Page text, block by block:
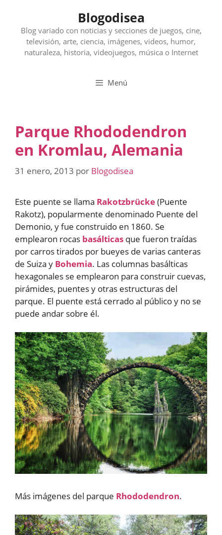
contenido
Blogodisea
Blog variado con noticias y secciones de juegos, cine,
televisión, arte, ciencia, imágenes, videos, humor,
naturaleza, historia, videojuegos, música o Internet
Menú
Parque Rhododendron
en Kromlau, Alemania
31 enero, 2013 por Blogodisea
Este puente se llama Rakotzbrücke(Puente
Rakotz), popularmente denominado Puente del
Demonio, y fue construido en 1860. Se
emplearon rocas basálticas que fueron traídas
por carros tirados por bueyes de varias canteras
de Suiza y Bohemia. Las columnas basálticas
hexagonales se emplearon para construir cuevas,
pirámides, puentes y otras estructuras del
parque. El puente está cerrado al público y no se
puede andar sobre él.
Más imágenes del parque Rhododendron.